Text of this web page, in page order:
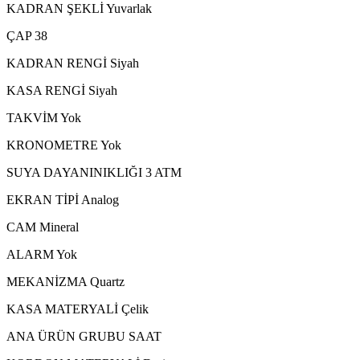
KADRAN ŞEKLİYuvarlak
ÇAP 38
KADRAN RENGİ Siyah
KASA RENGİ Siyah
TAKVİMYok
KRONOMETRE Yok
SUYA DAYANINIKLIĞI 3 ATM
EKRAN TİPİ Analog
CAM Mineral
ALARMYok
MEKANİZMA Quartz
KASA MATERYALİ Çelik
ANA ÜRÜN GRUBU SAAT